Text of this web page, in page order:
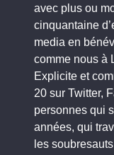
avec plus ou
cinquantaine
media en
comme nous à
Explicite et
20 sur Twitter,
personnes qui
années, qui
les